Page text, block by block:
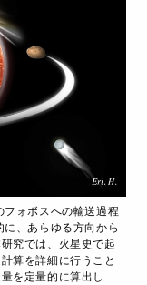
フォボスへの輸送過程
、あらゆる方向から
究では、火星史で起
算を詳細に行うこと
を定量的に算出し